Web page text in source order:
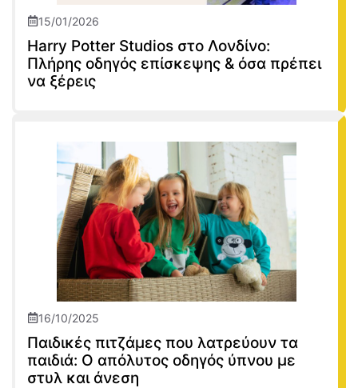
15/01/2026
Harry Potter Studios στο Λονδίνο:
Πλήρης οδηγός επίσκεψης & όσα πρέπει
να ξέρεις
16/10/2025
Παιδικές πιτζάμες που λατρεύουν τα
παιδιά: Ο απόλυτος οδηγός ύπνου με
στυλ και άνεση